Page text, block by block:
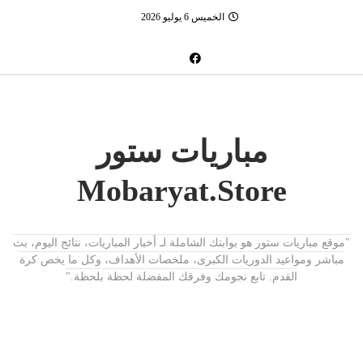
الخميس 6 يوليو 2026
مباريات ستور
Mobaryat.Store
"موقع مباريات ستور هو بوابتك الشاملة لـ أخبار المباريات، نتائج اليوم، بث
مباشر ومواعيد الدوريات الكبرى، ملخصات الأهداف، وكل ما يخص كرة
القدم. تابع نجومك وفرقك المفضلة لحظة بلحظة."